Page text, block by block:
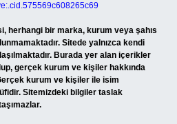
herhangi bir marka, kurum veya şahıs
Sitede yalnızca kendi
Burada yer alan içerikler
gerçek kurum ve kişiler hakkında
kurum ve kişiler ile isim
Sitemizdeki bilgiler taslak